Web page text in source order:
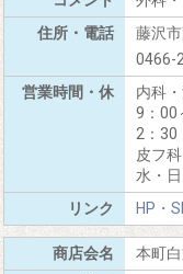
藤沢
0466-
内科
9：00
2：30
皮フ
水・
HP・
本町